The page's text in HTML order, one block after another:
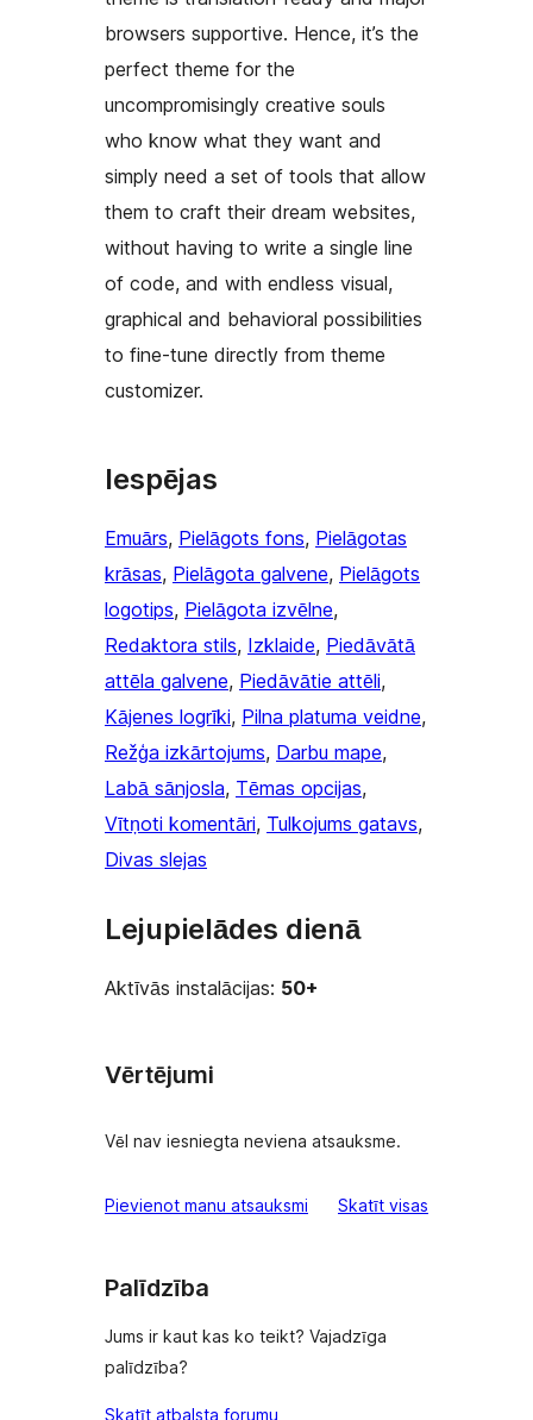
browsers supportive. Hence, it’s the
perfect theme for the
uncompromisingly creative souls
who know what they want and
simply need a set of tools that allow
them to craft their dream websites,
without having to write a single line
of code, and with endless visual,
graphical and behavioral possibilities
to fine-tune directly from theme
customizer.
Iespējas
Emuārs, Pielāgots fons, Pielāgotas
krāsas, Pielāgota galvene, Pielāgots
logotips, Pielāgota izvēlne
Redaktora stils, Izklaide, Piedāvātā
attēla galvene, Piedāvātie attēli
Kājenes logrīki, Pilna platuma veidne
Režģa izkārtojums, Darbu mape
Labā sānjosla, Tēmas opcijas
Vītņoti komentāri, Tulkojums gatavs
Divas slejas
Lejupielādes dienā
Aktīvās instalācijas: 50+
Vērtējumi
Vēl nav iesniegta neviena atsauksme.
Pievienot manu atsauksmi Skatīt visas
Palīdzība
Jums ir kaut kas ko teikt? Vajadzīga
palīdzība?
Skatīt atbalsta forumu